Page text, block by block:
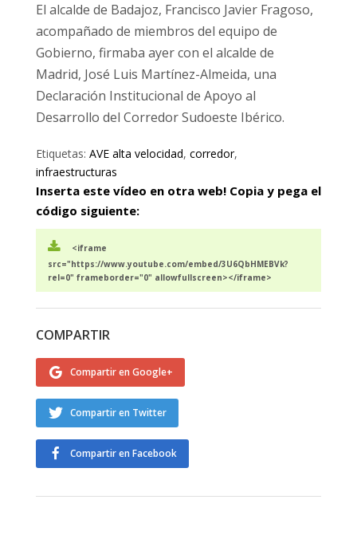
El alcalde de Badajoz, Francisco Javier Fragoso,
acompañado de miembros del equipo de
Gobierno, firmaba ayer con el alcalde de
Madrid, José Luis Martínez-Almeida, una
Declaración Institucional de Apoyo al
Desarrollo del Corredor Sudoeste Ibérico.
Etiquetas: AVE alta velocidad, corredor,
infraestructuras
Inserta este vídeo en otra web! Copia y pega el
código siguiente:
<iframe
src="https://www.youtube.com/embed/3U6QbHMEBVk?
rel=0" frameborder="0" allowfullscreen></iframe>
COMPARTIR
Compartir en Google+
Compartir en Twitter
Compartir en Facebook